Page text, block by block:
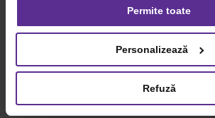
setările dvs. de cookie-uri.
privind utilizarea modulelor cookie.Detalii
Permite toate
Personalizează
Refuză